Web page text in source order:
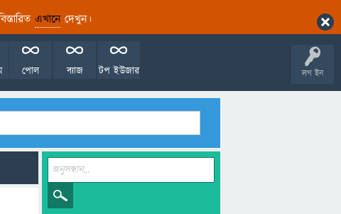
এখানেদেখুন।
লগ ইন
টপ ইউজার
ব্যাজ
পোল